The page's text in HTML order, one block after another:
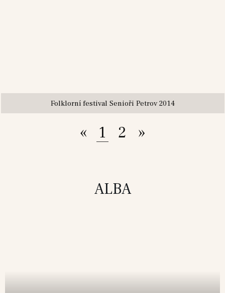
Folklorní festival Senioři Petrov 2014
« 1 2 »
ALBA